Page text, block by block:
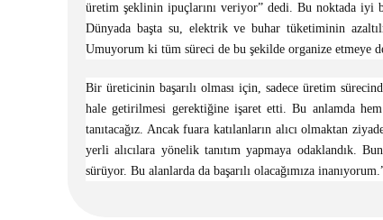
üretim şeklinin ipuçlarını veriyor” dedi. Bu noktada iyi
Dünyada başta su, elektrik ve buhar tüketiminin
Umuyorum ki tüm süreci de bu şekilde organize etmeye
Bir üreticinin başarılı olması için, sadece üretim
hale getirilmesi gerektiğine işaret etti. Bu anlamda
tanıtacağız. Ancak fuara katılanların alıcı olmaktan
yerli alıcılara yönelik tanıtım yapmaya odaklandık.
sürüyor. Bu alanlarda da başarılı olacağımıza